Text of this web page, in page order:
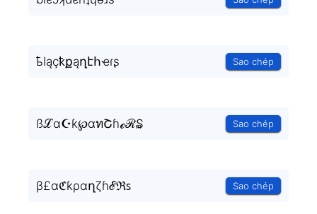
ҍӀąçҟքąղէհҽɾʂ Sao chép
ßℒα☪ƙ℘αทՇɦℯℛ₷ Sao chép
β£ɑℭƙρɑղζɦℰℜꜱ Sao chép